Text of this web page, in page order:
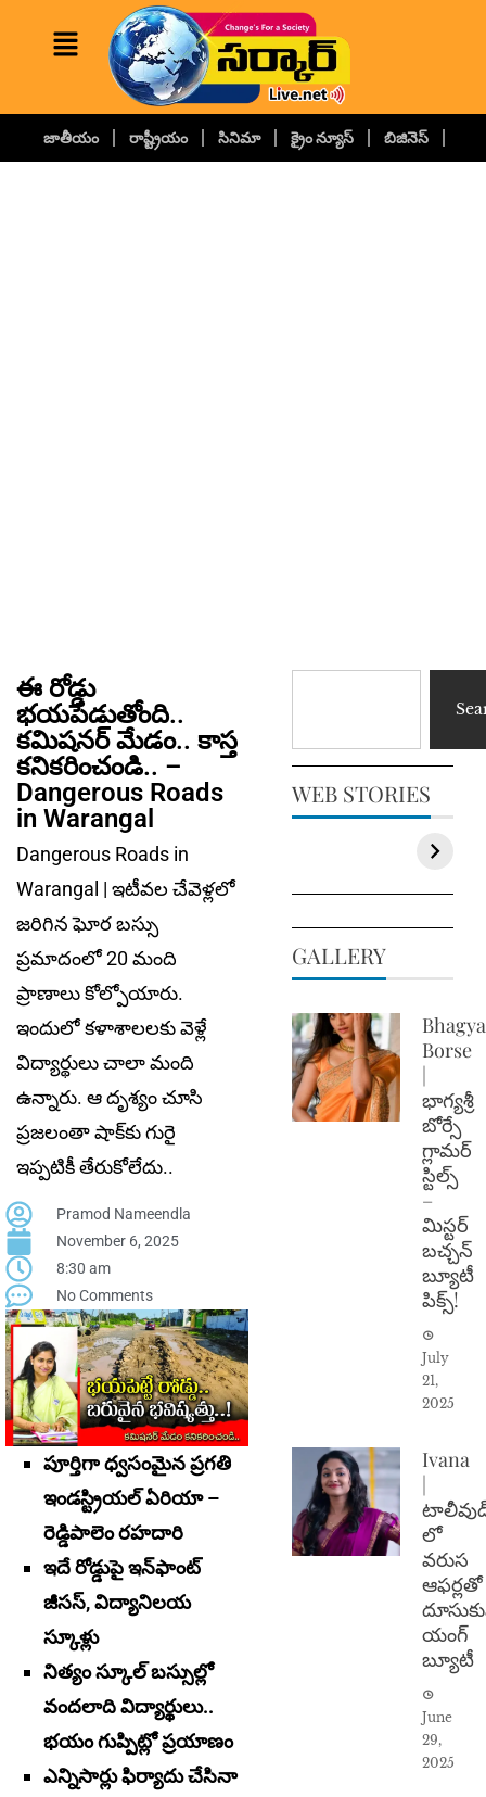
జాతీయం రాష్ట్రీయం సినిమా క్రైం న్యూస్ బిజినెస్
ఈ రోడ్డు
భ‌య‌పెడుతోంది..
కమిషనర్ మేడం.. కాస్త‌
కనికరించండి.. –
Dangerous Roads
in Warangal
Dangerous Roads in
Warangal | ఇటీవల చేవెళ్లలో
జరిగిన ఘోర బస్సు
ప్రమాదంలో 20 మంది
ప్రాణాలు కోల్పోయారు.
ఇందులో క‌ళాశాల‌ల‌కు వెళ్లే
విద్యార్థులు చాలా మంది
ఉన్నారు. ఆ దృశ్యం చూసి
ప్రజలంతా షాక్‌కు గురై
ఇప్ప‌టికీ తేరుకోలేదు..
Pramod Nameendla
November 6, 2025
8:30 am
No Comments
పూర్తిగా ధ్వ‌సంమైన ప్ర‌గ‌తి
ఇండ‌స్ట్రియ‌ల్ ఏరియా –
రెడ్డిపాలెం ర‌హ‌దారి
ఇదే రోడ్డుపై ఇన్‌ఫాంట్
జీసస్‌, విద్యానిలయ
స్కూళ్లు
నిత్యం స్కూల్ బ‌స్సుల్లో
వంద‌లాది విద్యార్థులు..
భ‌యం గుప్పిట్లో ప్ర‌యాణం
ఎన్నిసార్లు ఫిర్యాదు చేసినా
WEB STORIES
GALLERY
Borse
|
భాగ్యశ్రీ
బోర్సే
గ్లామర్
స్టిల్స్
–
మిస్టర్
బచ్చన్
బ్యూటీ
పిక్స్!
July
21,
2025
Ivana
|
లో
వరుస
ఆఫర్లతో
యంగ్
బ్యూటీ
June
29,
2025